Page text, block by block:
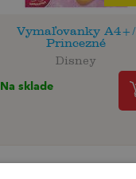
Vymaľovanky A4+/
Princezné
Disney
Na sklade